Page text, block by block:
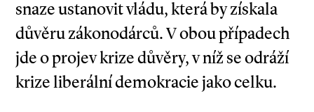
snaze ustanovit vládu, která by získala
důvěru zákonodárců. V obou případech
jde o projev krize důvěry, v níž se odráží
krize liberální demokracie jako celku.